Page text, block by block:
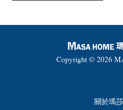
Copyright © 2026
關於瑪莎